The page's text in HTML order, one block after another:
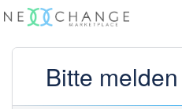
Bitte